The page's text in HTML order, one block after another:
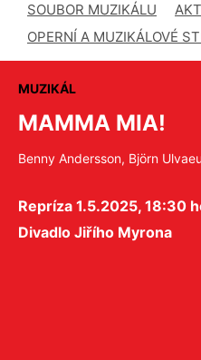
SOUBOR MUZIKÁLU
OPERNÍ A MUZIKÁLOVÉ
MUZIKÁL
MAMMA MIA!
Benny Andersson, Björn
Repríza 1.5.2025, 18:30
Divadlo Jiřího Myrona